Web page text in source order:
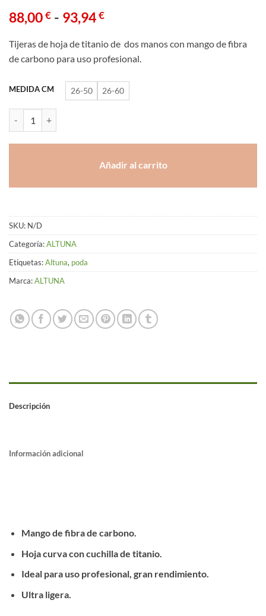
88,00€ - 93,94€Rango
precios:
desde
hasta
93,94 €
Tijeras de hoja de titanio de dos manos con mangode fibra
de carbono para uso profesional.
MEDIDA CM 26-50 26-60
Añadir al carrito
SKU: N/D
Categoría:ALTUNA
Etiquetas:Altuna, poda
Marca:ALTUNA
Descripción
Información adicional
Mango de fibra de carbono.
Hoja curva con cuchilla de titanio.
Ideal para uso profesional, gran rendimiento.
Ultra ligera.